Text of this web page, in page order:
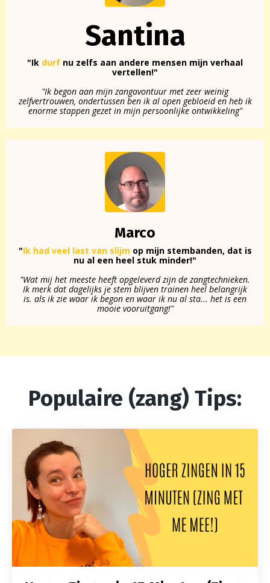
Santina
"Ik durf nu zelfs aan andere mensen mijn verhaal
vertellen!"
"Ik begon aan mijn zangavontuur met zeer weinig
zelfvertrouwen, ondertussen ben ik al open gebloeid en heb ik
enorme stappen gezet in mijn persoonlijke ontwikkeling"
Marco
"Ik had veel last van slijm op mijn stembanden, dat is
nu al een heel stuk minder!"
"Wat mij het meeste heeft opgeleverd zijn de zangtechnieken.
Ik merk dat dagelijks je stem blijven trainen heel belangrijk
is. als ik zie waar ik begon en waar ik nu al sta... het is een
mooie vooruitgang!"
Populaire (zang) Tips: